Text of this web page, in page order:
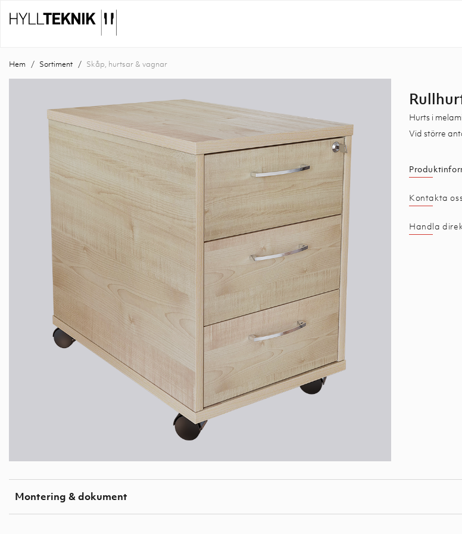
Hem Sortiment Skåp, hurtsar & vagnar
Hurts i
Vid större
Kontakta
Handla
Montering & dokument